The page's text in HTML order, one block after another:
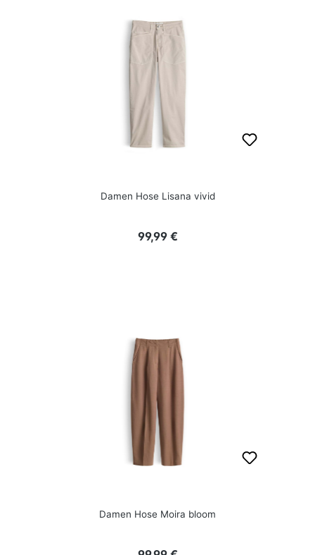
Damen Hose Lisana vivid
Regulärer Preis:
99,99 €
Damen Hose Moira bloom